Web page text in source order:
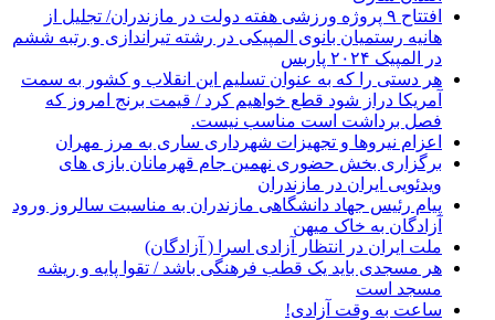
افتتاح ۹ پروژه ورزشی هفته دولت در مازندران/ تجلیل از
هانیه رستمیان بانوی المپیکی در رشته تیراندازی و رتبه ششم
در المپیک ۲۰۲۴ پاربس
هر دستی را که به عنوان تسلیم این انقلاب و کشور به سمت
آمريکا دراز شود قطع خواهیم کرد / قیمت برنج امروز که
فصل برداشت است مناسب نیست.
اعزام نیروها و تجهیزات شهرداری ساری به مرز مهران
برگزاری بخش حضوری نهمین جام قهرمانان بازی های
ویدئویی ایران در مازندران
پیام رئیس جهاد دانشگاهی مازندران به مناسبت سالروز ورود
آزادگان به خاک میهن
ملت ایران در انتظار آزادی اسرا ( آزادگان)
هر مسجدی باید یک قطب فرهنگی باشد / تقوا پایه و ریشه
مسجد است
ساعت به وقت آزادی!